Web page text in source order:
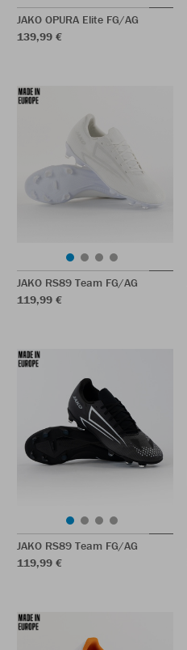
JAKO OPURA Elite FG/AG
139,99 €
JAKO RS89 Team FG/AG
119,99 €
JAKO RS89 Team FG/AG
119,99 €